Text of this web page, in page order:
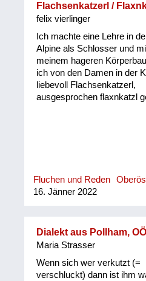
Flachsenkatzerl /
felix vierlinger
Ich machte eine Lehre in
Alpine als Schlosser und
meinem hageren
ich von den Damen in der
liebevoll Flachsenkatzerl,
ausgesprochen flaxnkatzl
Fluchen und Reden
16. Jänner 2022
Dialekt aus Pollham, OÖ
Maria Strasser
Wenn sich wer verkutzt (=
verschluckt) dann ist ihm